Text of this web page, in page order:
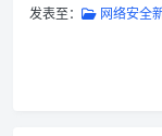
发表至： 网络安全